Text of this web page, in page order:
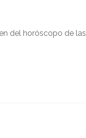
del horóscopo de las